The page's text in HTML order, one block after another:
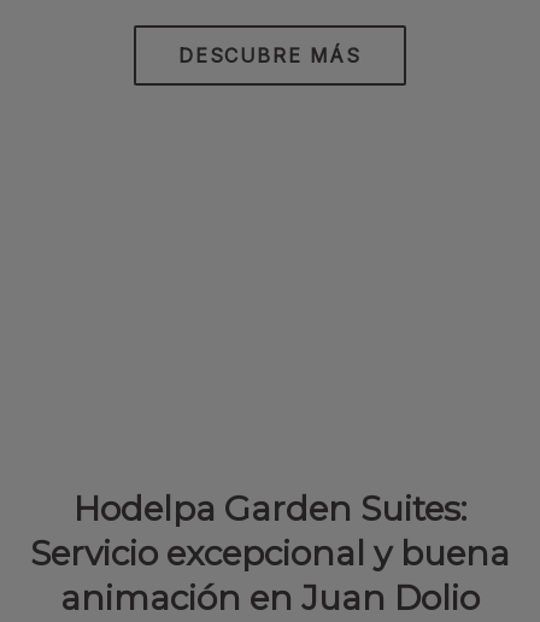
DESCUBRE MÁS
Hodelpa Garden Suites:
Servicio excepcional y buena
animación en Juan Dolio